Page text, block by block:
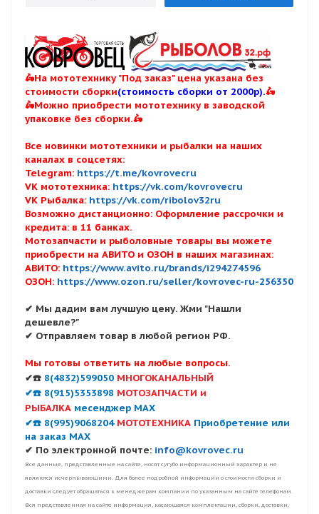
🛵На мототехнику "Под заказ" цена указана без
стоимости сборки(стоимость сборки от 2000р).🛵
🛵Можно приобрести мототехнику в заводской
упаковке без сборки.🛵
Все новинки мототехники и рыбалки на наших
каналах в соцсетях:
Telegram: https://t.me/kovrovecru
VK мототехника: https://vk.com/kovrovecru
VK Рыбалка: https://vk.com/ribolov32ru
Возможно дистанционно: Оформление рассрочки и
кредита: в 11 банках.
Мотозапчасти и рыболовные товары вы можете
приобрести на АВИТО и ОЗОН в наших магазинах:
АВИТО: https://www.avito.ru/brands/i294274596
ОЗОН: https://www.ozon.ru/seller/kovrovec-ru-256350
✔ Мы дадим вам лучшую цену. Жми "Нашли
дешевле?"
✔ Отправляем товар в любой регион РФ.
Мы готовы ответить на любые вопросы.
✔☎️ 8(4832)599050 МНОГОКАНАЛЬНЫЙ
✔☎️ 8(915)5353898 МОТОЗАПЧАСТИ и
РЫБАЛКА месенджер MAX
✔☎️ 8(995)9068204 МОТОТЕХНИКА Приобретение или
на заказ MAX
✔ По электронной почте: info@kovrovec.ru
Все данные, представленные на сайте, носят сугубо информационный характер и не
являются исчерпывающими. Для более подробной информации о стоимости сборки и
доставки следует обращаться к менеджерам компании по указанным на сайте телефонам.
Вся представленная на сайте информация, касающаяся комплектации, сборки, доставки,